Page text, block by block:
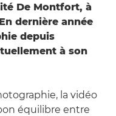
De Montfort, à
dernière année
depuis
à son
la vidéo
équilibre entre